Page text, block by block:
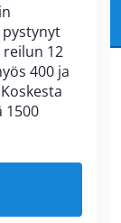
reilun 12
400 ja
1500